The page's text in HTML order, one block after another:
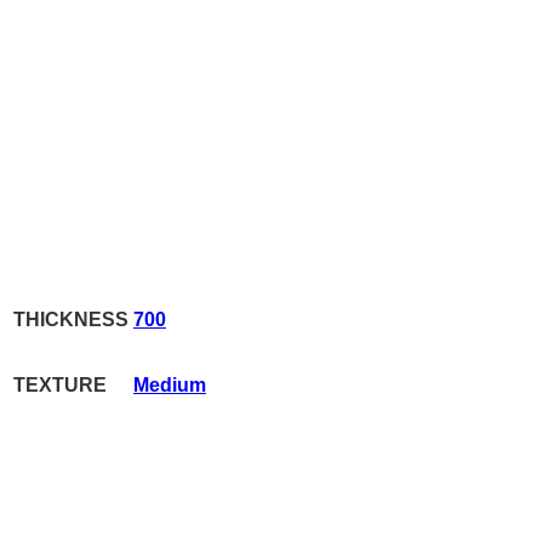
THICKNESS 700
TEXTURE Medium